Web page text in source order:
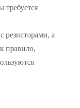
требуется
резисторами, а
правило,